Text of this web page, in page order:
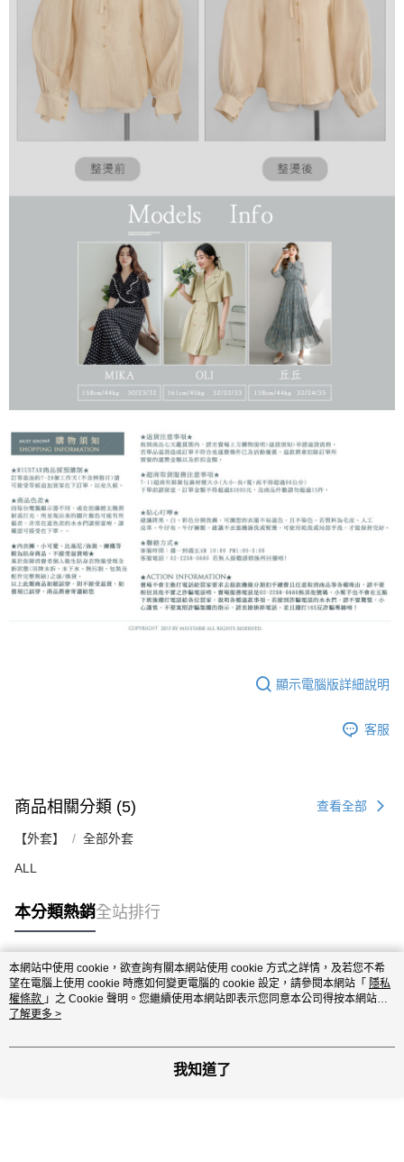
顯示電腦版詳細說明
客服
商品相關分類 (5) 查看全部
【外套】 全部外套
ALL
本分類熱銷全站排行
熱門標籤
本網站中使用 cookie，欲查詢有關本網站使用 cookie 方式之詳情，及若您不希
望在電腦上使用 cookie 時應如何變更電腦的 cookie 設定，請參閱本網站「 隱私
權條款 」之 Cookie 聲明。您繼續使用本網站即表示您同意本公司得按本網站使
用條款之 Cookie 聲明使用 cookie。
了解更多 >
我知道了